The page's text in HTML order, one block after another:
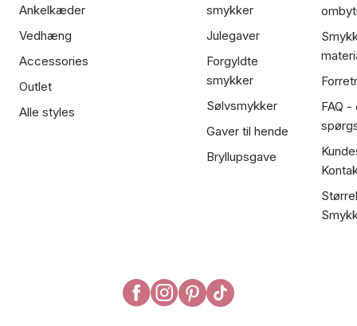
Ankelkæder
Vedhæng
Accessories
Outlet
Alle styles
smykker
Julegaver
Forgyldte
smykker
Sølvsmykker
Gaver til hende
Bryllupsgave
FAQ